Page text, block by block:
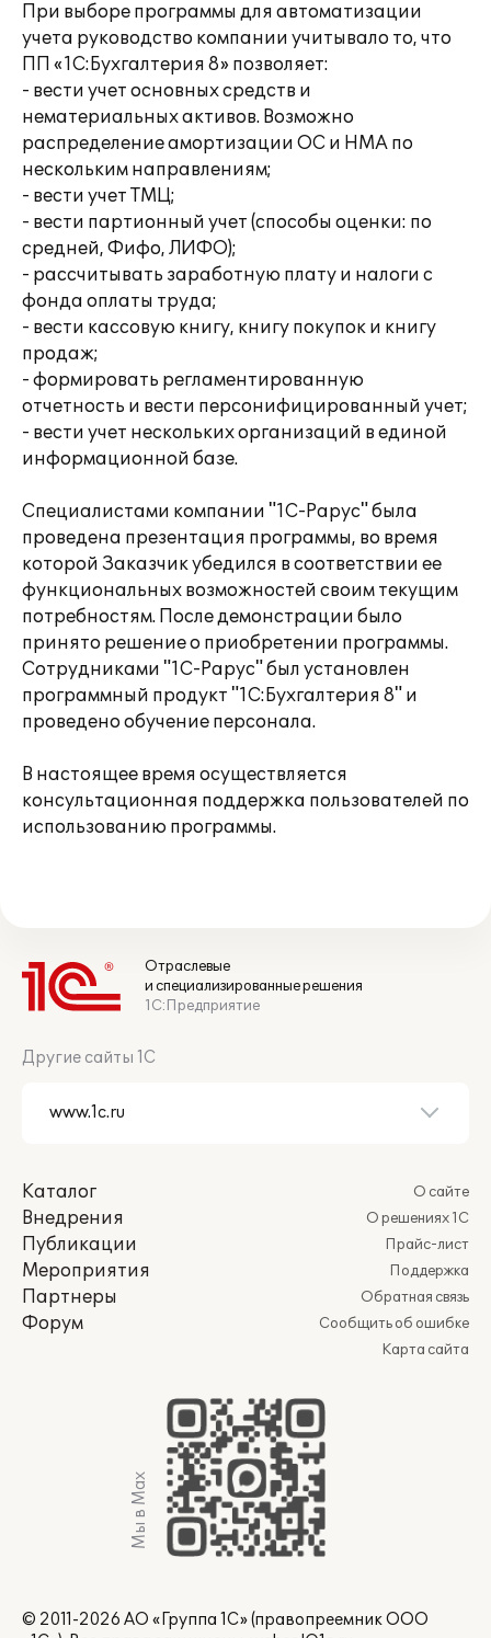
При выборе программы для автоматизации
учета руководство компании учитывало то, что
ПП «1С:Бухгалтерия 8» позволяет:
- вести учет основных средств и
нематериальных активов. Возможно
распределение амортизации ОС и НМА по
нескольким направлениям;
- вести учет ТМЦ;
- вести партионный учет (способы оценки: по
средней, Фифо, ЛИФО);
- рассчитывать заработную плату и налоги с
фонда оплаты труда;
- вести кассовую книгу, книгу покупок и книгу
продаж;
- формировать регламентированную
отчетность и вести персонифицированный учет;
- вести учет нескольких организаций в единой
информационной базе.
Специалистами компании "1С-Рарус" была
проведена презентация программы, во время
которой Заказчик убедился в соответствии ее
функциональных возможностей своим текущим
потребностям. После демонстрации было
принято решение о приобретении программы.
Сотрудниками "1С-Рарус" был установлен
программный продукт "1С:Бухгалтерия 8" и
проведено обучение персонала.
В настоящее время осуществляется
консультационная поддержка пользователей по
использованию программы.
Отраслевые
и специализированные решения
1С:Предприятие
Другие сайты 1С
Каталог
Внедрения
Публикации
Мероприятия
Партнеры
Форум
О сайте
О решениях 1С
Прайс-лист
Поддержка
Обратная связь
Сообщить об ошибке
Карта сайта
Мы в Max
© 2011-2026 АО «Группа 1С» (правопреемник ООО